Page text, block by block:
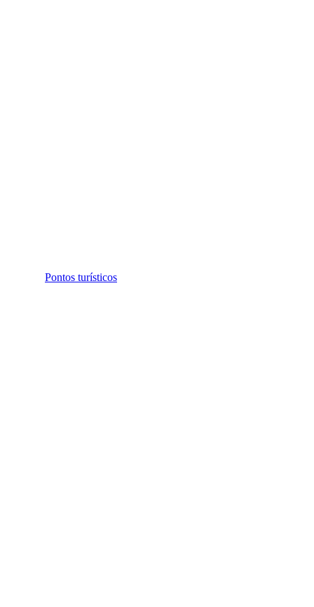
Pontos turísticos